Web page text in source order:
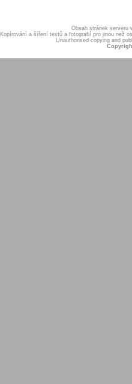
Obsah stránek serveru
Kopírování a šíření textů a fotografií pro jinou než
Unauthorised copying and